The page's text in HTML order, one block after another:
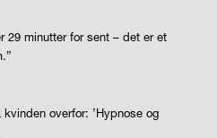
29 minutter for sent – det er et
overfor: ’Hypnose og